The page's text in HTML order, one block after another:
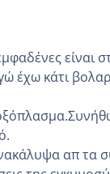
είναι
έχω κάτι
απ τα